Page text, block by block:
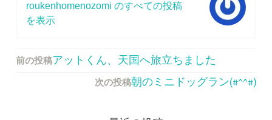
roukenhomenozomi のすべての投稿
を表示
投
前の投稿アットくん、天国へ旅立ちました
次の投稿朝のミニドッグラン(#^^#)